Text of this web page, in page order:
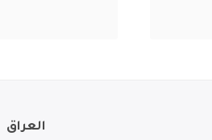
العراق